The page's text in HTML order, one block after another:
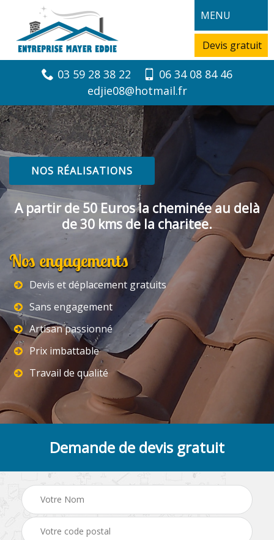
MENU
Devis gratuit
03 59 28 38 22
06 34 08 84 46
edjie08@hotmail.fr
NOS RÉALISATIONS
A partir de 50 Euros la cheminée au delà
de 30 kms de la charitee.
Nos engagements
Devis et déplacement gratuits
Sans engagement
Artisan passionné
Prix imbattable
Travail de qualité
Demande de devis gratuit